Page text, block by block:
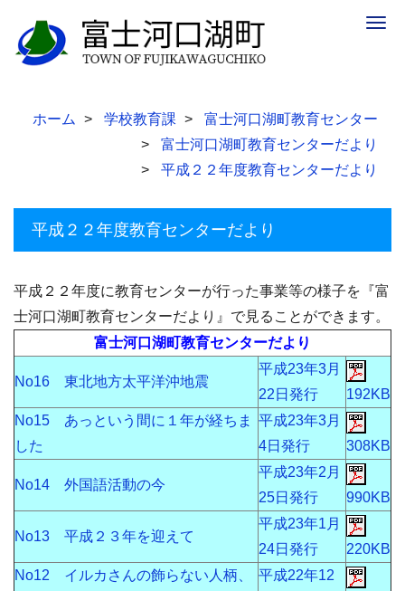
ホーム 学校教育課
富士河口湖町教育センター
富士河口湖町教育センターだより
平成２２年度教育センターだより
平成２２年度教育センターだより
平成２２年度に教育センターが行った事業等の様子を『富
士河口湖町教育センターだより』で見ることができます。
富士河口湖町教育センターだより
No16 東北地方太平洋沖地震
平成23年3月
22日発行
192KB
No15 あっという間に１年が経ちま
した
平成23年3月
4日発行
308KB
No14 外国語活動の今
平成23年2月
25日発行
990KB
No13 平成２３年を迎えて
平成23年1月
24日発行
220KB
No12 イルカさんの飾らない人柄、
平成22年12